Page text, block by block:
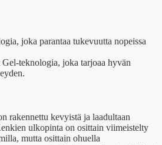
joka parantaa tukevuutta nopeissa
teknologia, joka tarjoaa hyvän
rakennettu kevyistä ja laadultaan
ulkopinta on osittain viimeistelty
mutta osittain ohuella